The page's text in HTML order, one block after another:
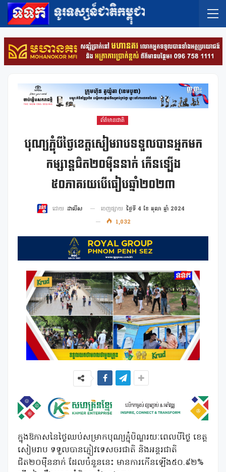
ព័ត៌មានជាតិ
បុណ្យភ្ជុំបីថ្ងៃខេត្តសៀមរាបទទួលបានអ្នកមក
កម្សាន្តជិត២០ម៉ឺននាក់ កើនឡើង
៥០ភាគរយបើធៀបឆ្នាំ២០២៣
ដោយ ដាលីស ចេញផ្សាយ ថ្ងៃទី 4 ខែ តុលា ឆ្នាំ 2024
1,032
ក្នុងឱកាសនៃថ្ងៃឈប់សម្រាកបុណ្យភ្ជុំបិណ្ឌរយៈពេលបីថ្ងៃ ខេត្ត
សៀមរាប ទទួលបានភ្ញៀវទេសចរជាតិ និងអន្តរជាតិ
ជិត២០ម៉ឺននាក់ ដែលចំនួននេះ មានការកើនឡើង៥០.៩២%